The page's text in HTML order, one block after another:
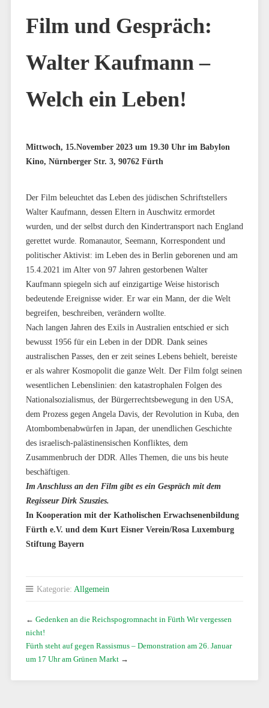
Film und Gespräch:
Walter Kaufmann –
Welch ein Leben!
Mittwoch, 15.November 2023 um 19.30 Uhr im Babylon
Kino, Nürnberger Str. 3, 90762 Fürth
Der Film beleuchtet das Leben des jüdischen Schriftstellers
Walter Kaufmann, dessen Eltern in Auschwitz ermordet
wurden, und der selbst durch den Kindertransport nach England
gerettet wurde. Romanautor, Seemann, Korrespondent und
politischer Aktivist: im Leben des in Berlin geborenen und am
15.4.2021 im Alter von 97 Jahren gestorbenen Walter
Kaufmann spiegeln sich auf einzigartige Weise historisch
bedeutende Ereignisse wider. Er war ein Mann, der die Welt
begreifen, beschreiben, verändern wollte.
Nach langen Jahren des Exils in Australien entschied er sich
bewusst 1956 für ein Leben in der DDR. Dank seines
australischen Passes, den er zeit seines Lebens behielt, bereiste
er als wahrer Kosmopolit die ganze Welt. Der Film folgt seinen
wesentlichen Lebenslinien: den katastrophalen Folgen des
Nationalsozialismus, der Bürgerrechtsbewegung in den USA,
dem Prozess gegen Angela Davis, der Revolution in Kuba, den
Atombombenabwürfen in Japan, der unendlichen Geschichte
des israelisch-palästinensischen Konfliktes, dem
Zusammenbruch der DDR. Alles Themen, die uns bis heute
beschäftigen.
Im Anschluss an den Film gibt es ein Gespräch mit dem
Regisseur Dirk Szuszies.
In Kooperation mit der Katholischen Erwachsenenbildung
Fürth e.V. und dem Kurt Eisner Verein/Rosa Luxemburg
Stiftung Bayern
Kategorie: Allgemein
← Gedenken an die Reichspogromnacht in Fürth Wir vergessen
nicht!
Fürth steht auf gegen Rassismus – Demonstration am 26. Januar
um 17 Uhr am Grünen Markt→